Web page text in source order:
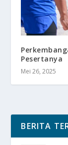
Pesertanya
Mei 26, 2025
BERITA